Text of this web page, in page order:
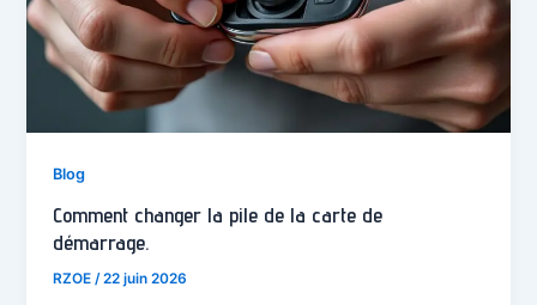
Blog
Comment changer la pile de la carte de
démarrage.
RZOE/22 juin 2026